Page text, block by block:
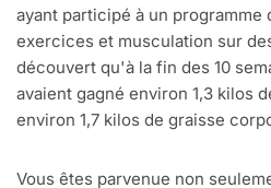
ayant participé à un programme
exercices et musculation sur
découvert qu'à la fin des 10
avaient gagné environ 1,3 kilos
environ 1,7 kilos de graisse
Vous êtes parvenue non